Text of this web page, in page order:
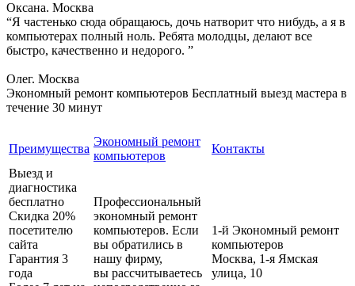
Оксана. Москва
“Я частенько сюда обращаюсь, дочь натворит что нибудь, а я в
компьютерах полный ноль. Ребята молодцы, делают все
быстро, качественно и недорого. ”
Олег. Москва
Экономный ремонт компьютеров Бесплатный выезд мастера в
течение 30 минут
Преимущества
Экономный ремонт
компьютеров
Контакты
Выезд и
диагностика
бесплатно
Скидка 20%
посетителю
сайта
Гарантия 3
года
Профессиональный
экономный ремонт
компьютеров. Если
вы обратились в
нашу фирму,
вы рассчитываетесь
1-й Экономный ремонт
компьютеров
Москва, 1-я Ямская
улица, 10